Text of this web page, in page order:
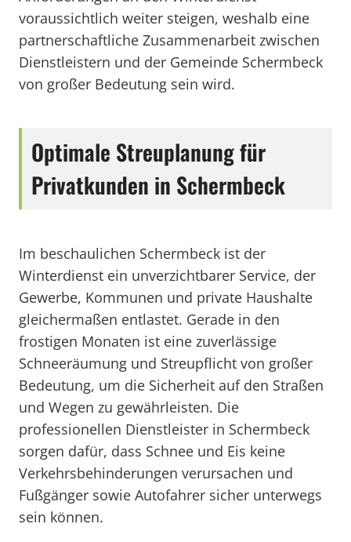
voraussichtlich weiter steigen, weshalb eine
partnerschaftliche Zusammenarbeit zwischen
Dienstleistern und der Gemeinde Schermbeck
von großer Bedeutung sein wird.
Optimale Streuplanung für
Privatkunden in Schermbeck
Im beschaulichen Schermbeck ist der
Winterdienst ein unverzichtbarer Service, der
Gewerbe, Kommunen und private Haushalte
gleichermaßen entlastet. Gerade in den
frostigen Monaten ist eine zuverlässige
Schneeräumung und Streupflicht von großer
Bedeutung, um die Sicherheit auf den Straßen
und Wegen zu gewährleisten. Die
professionellen Dienstleister in Schermbeck
sorgen dafür, dass Schnee und Eis keine
Verkehrsbehinderungen verursachen und
Fußgänger sowie Autofahrer sicher unterwegs
sein können.